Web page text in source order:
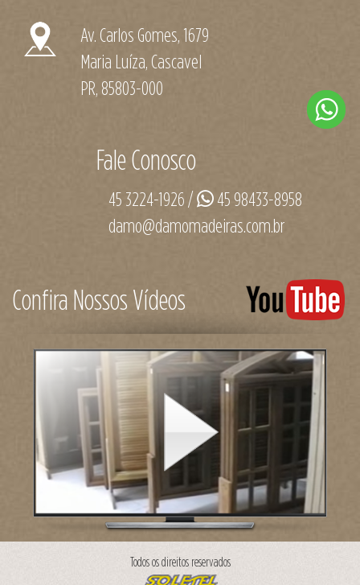
Av. Carlos Gomes, 1679
Maria Luíza, Cascavel
PR, 85803-000
Fale Conosco
45 3224-1926 /
45 98433-8958
damo@damomadeiras.com.br
Confira Nossos Vídeos
Todos os direitos reservados